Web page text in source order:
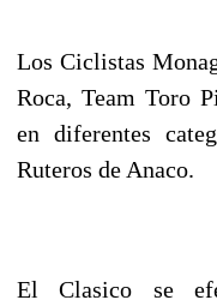
Los Ciclistas
Roca, Team Toro
en diferentes
Ruteros de Anaco.
El Clasico se